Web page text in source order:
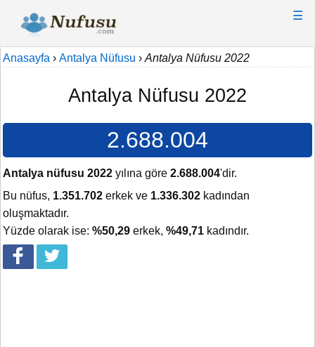
☰
Anasayfa › Antalya Nüfusu › Antalya Nüfusu 2022
Antalya Nüfusu 2022
2.688.004
Antalya nüfusu 2022 yılına göre 2.688.004'dir.
Bu nüfus, 1.351.702 erkek ve 1.336.302 kadından
oluşmaktadır.
Yüzde olarak ise: %50,29 erkek, %49,71 kadındır.